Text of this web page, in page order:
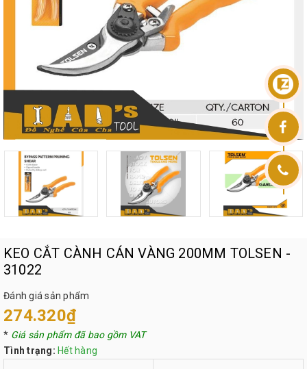
KEO CẮT CÀNH CÁN VÀNG 200MM TOLSEN -
31022
Đánh giá sản phẩm
274.320₫
* Giá sản phẩm đã bao gồm VAT
Tình trạng: Hết hàng